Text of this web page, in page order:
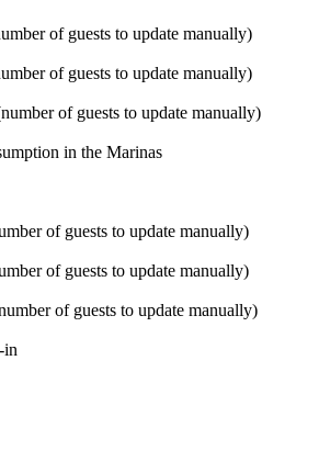
of guests to update manually)
of guests to update manually)
of guests to update manually)
in the Marinas
of guests to update manually)
of guests to update manually)
of guests to update manually)
in